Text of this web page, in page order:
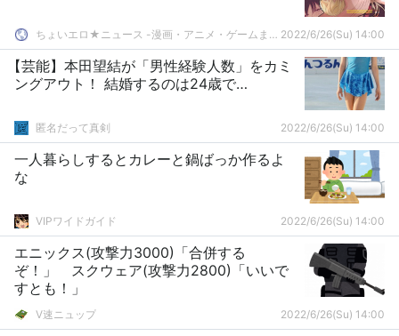
ちょいエロ★ニュース -漫画・アニメ・ゲームまとめ- 2022/6/26(Su) 14:00
【芸能】本田望結が「男性経験人数」をカミ
ングアウト！ 結婚するのは24歳で…
匿名だって真剣 2022/6/26(Su) 14:00
一人暮らしするとカレーと鍋ばっか作るよ
な
VIPワイドガイド 2022/6/26(Su) 14:00
エニックス(攻撃力3000)「合併する
ぞ！」 スクウェア(攻撃力2800)「いいで
すとも！」
V速ニュップ 2022/6/26(Su) 14:00